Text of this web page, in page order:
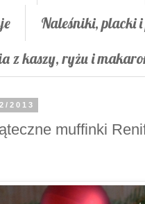
Naleśniki, placki i
z kaszy, ryżu i
2013
muffinki